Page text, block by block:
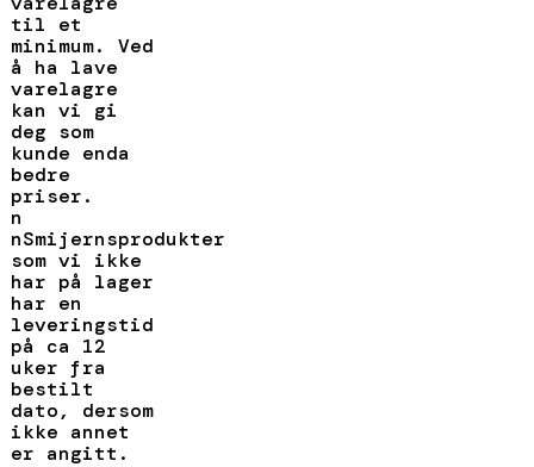
til et
minimum. Ved
å ha lave
varelagre
kan vi gi
deg som
kunde enda
bedre
priser.
n
nSmijernsprodukter
som vi ikke
har på lager
har en
leveringstid
på ca 12
uker fra
bestilt
dato, dersom
ikke annet
er angitt.